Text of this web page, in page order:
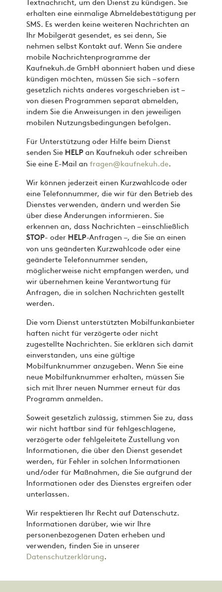
erhalten eine einmalige Abmeldebestätigung per
SMS. Es werden keine weiteren Nachrichten an
Ihr Mobilgerät gesendet, es sei denn, Sie
nehmen selbst Kontakt auf. Wenn Sie andere
mobile Nachrichtenprogramme der
Kaufnekuh.de GmbH abonniert haben und diese
kündigen möchten, müssen Sie sich – sofern
gesetzlich nichts anderes vorgeschrieben ist –
von diesen Programmen separat abmelden,
indem Sie die Anweisungen in den jeweiligen
mobilen Nutzungsbedingungen befolgen.
Für Unterstützung oder Hilfe beim Dienst
senden Sie HELPan Kaufnekuh oder schreiben
Sie eine E-Mail an fragen@kaufnekuh.de.
Wir können jederzeit einen Kurzwahlcode oder
eine Telefonnummer, die wir für den Betrieb des
Dienstes verwenden, ändern und werden Sie
über diese Änderungen informieren. Sie
erkennen an, dass Nachrichten – einschließlich
STOP- oder HELP-Anfragen –, die Sie an einen
von uns geänderten Kurzwahlcode oder eine
geänderte Telefonnummer senden,
möglicherweise nicht empfangen werden, und
wir übernehmen keine Verantwortung für
Anfragen, die in solchen Nachrichten gestellt
werden.
Die vom Dienst unterstützten Mobilfunkanbieter
haften nicht für verzögerte oder nicht
zugestellte Nachrichten. Sie erklären sich damit
einverstanden, uns eine gültige
Mobilfunknummer anzugeben. Wenn Sie eine
neue Mobilfunknummer erhalten, müssen Sie
sich mit Ihrer neuen Nummer erneut für das
Programm anmelden.
Soweit gesetzlich zulässig, stimmen Sie zu, dass
wir nicht haftbar sind für fehlgeschlagene,
verzögerte oder fehlgeleitete Zustellung von
Informationen, die über den Dienst gesendet
werden, für Fehler in solchen Informationen
und/oder für Maßnahmen, die Sie aufgrund der
Informationen oder des Dienstes ergreifen oder
unterlassen.
Wir respektieren Ihr Recht auf Datenschutz.
Informationen darüber, wie wir Ihre
personenbezogenen Daten erheben und
verwenden, finden Sie in unserer
Datenschutzerklärung.